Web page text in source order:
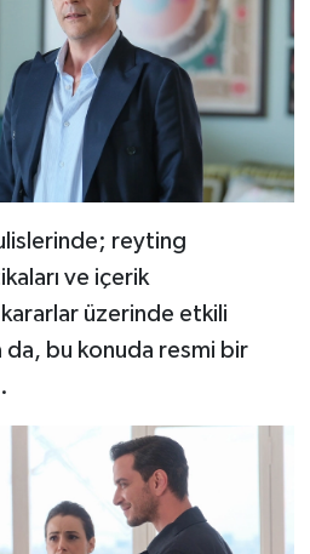
reyting
ve içerik
kararlar üzerinde etkili
bu konuda resmi bir